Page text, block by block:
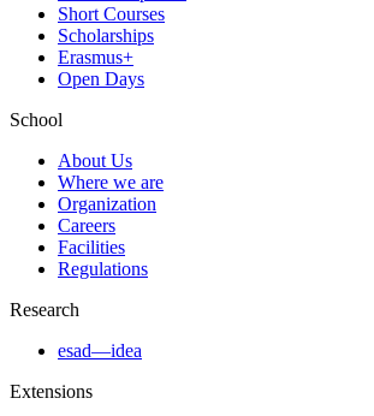
Short Courses
Scholarships
Erasmus+
Open Days
School
About Us
Where we are
Organization
Careers
Facilities
Regulations
Research
esad—idea
Extensions